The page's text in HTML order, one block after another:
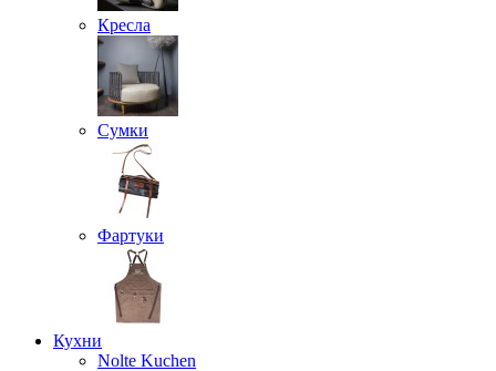
Кресла
Сумки
Фартуки
Кухни
Nolte Kuchen